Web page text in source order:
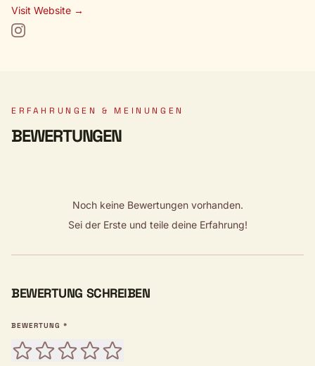
Visit Website →
ERFAHRUNGEN & MEINUNGEN
BEWERTUNGEN
Noch keine Bewertungen vorhanden.
Sei der Erste und teile deine Erfahrung!
BEWERTUNG SCHREIBEN
BEWERTUNG *